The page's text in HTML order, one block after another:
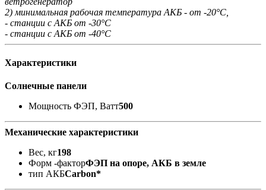
2) минимальная рабочая температура АКБ - от -20°С,
- станции с АКБ от -30°С
- станции с АКБ от -40°С
Характеристики
Солнечные панели
Мощность ФЭП, Ватт500
Механические характеристики
Вес, кг198
Форм -факторФЭП на опоре, АКБ в земле
тип АКБCarbon*